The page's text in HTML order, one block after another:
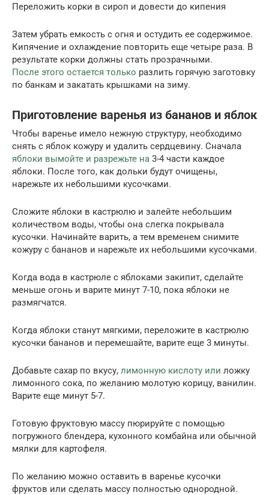
Переложить корки в сироп и довести до кипения
Затем убрать емкость с огня и остудить ее содержимое.
Кипячение и охлаждение повторить еще четыре раза. В
результате корки должны стать прозрачными.
После этого остается только разлить горячую заготовку
по банкам и закатать крышками на зиму.
Приготовление варенья из бананов и яблок
Чтобы варенье имело нежную структуру, необходимо
снять с яблок кожуру и удалить сердцевину. Сначала
яблоки вымойте и разрежьте на 3-4 части каждое
яблоки. После того, как дольки будут очищены,
нарежьте их небольшими кусочками.
Сложите яблоки в кастрюлю и залейте небольшим
количеством воды, чтобы она слегка покрывала
кусочки. Начинайте варить, а тем временем снимите
кожуру с бананов и нарежьте их небольшими кусочками.
Когда вода в кастрюле с яблоками закипит, сделайте
меньше огонь и варите минут 7-10, пока яблоки не
размягчатся.
Когда яблоки станут мягкими, переложите в кастрюлю
кусочки бананов и перемешайте, варите еще 3 минуты.
Добавьте сахар по вкусу, лимонную кислоту или ложку
лимонного сока, по желанию молотую корицу, ванилин.
Варите еще минут 5-7.
Готовую фруктовую массу пюрируйте с помощью
погружного блендера, кухонного комбайна или обычной
мялки для картофеля.
По желанию можно оставить в варенье кусочки
фруктов или сделать массу полностью однородной.